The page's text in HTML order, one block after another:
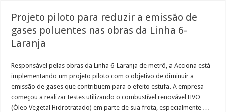
Projeto piloto para reduzir a emissão de
gases poluentes nas obras da Linha 6-
Laranja
Responsável pelas obras da Linha 6-Laranja de metrô, a Acciona está
implementando um projeto piloto com o objetivo de diminuir a
emissão de gases que contribuem para o efeito estufa. A empresa
começou a realizar testes utilizando o combustível renovável HVO
(Óleo Vegetal Hidrotratado) em parte de sua frota, especialmente …